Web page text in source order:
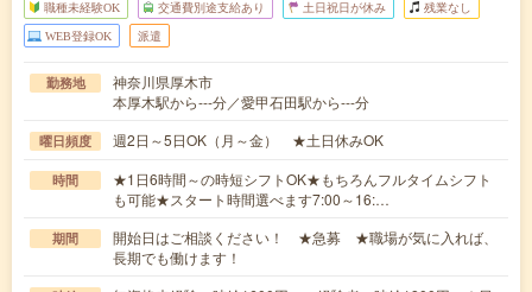
職種未経験OK 交通費別途支給あり 土日祝日が休み 残業なし
WEB登録OK 派遣
勤務地
神奈川県厚木市
本厚木駅から---分／愛甲石田駅から---分
曜日頻度 週2日～5日OK（月～金） ★土日休みOK
時間
★1日6時間～の時短シフトOK★もちろんフルタイムシフト
も可能★スタート時間選べます7:00～16:…
期間
開始日はご相談ください！ ★急募 ★職場が気に入れば、
長期でも働けます！